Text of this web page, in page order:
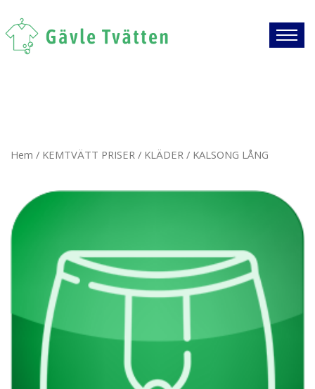
Hem / KEMTVÄTT PRISER / KLÄDER / KALSONG LÅNG